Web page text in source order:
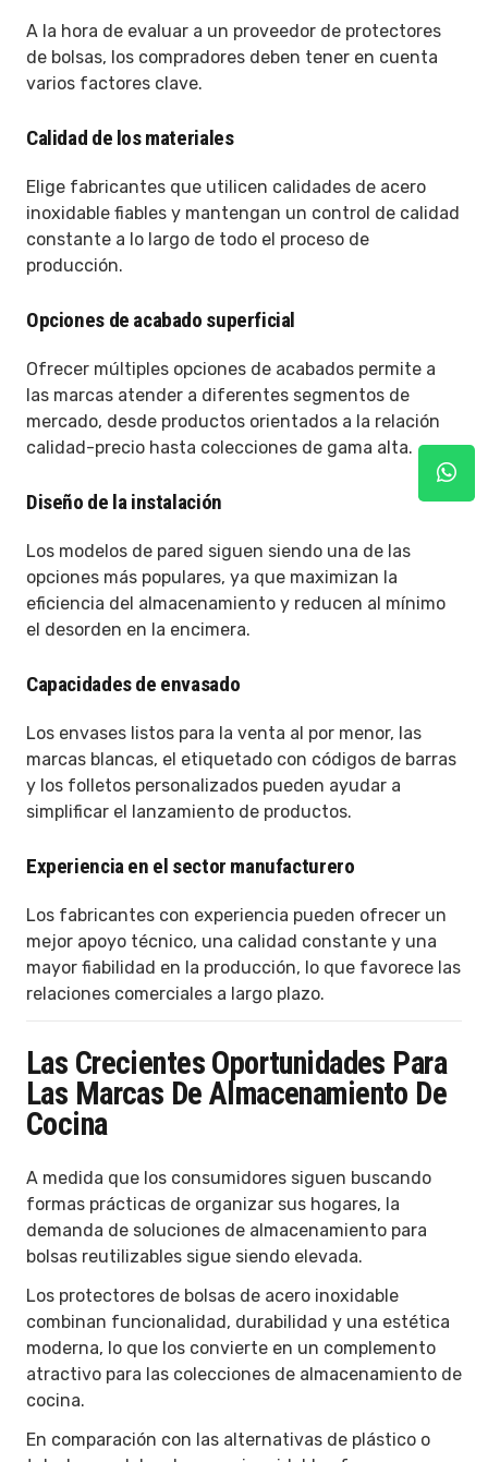
A la hora de evaluar a un proveedor de protectores
de bolsas, los compradores deben tener en cuenta
varios factores clave.
Calidad de los materiales
Elige fabricantes que utilicen calidades de acero
inoxidable fiables y mantengan un control de calidad
constante a lo largo de todo el proceso de
producción.
Opciones de acabado superficial
Ofrecer múltiples opciones de acabados permite a
las marcas atender a diferentes segmentos de
mercado, desde productos orientados a la relación
calidad-precio hasta colecciones de gama alta.
Diseño de la instalación
Los modelos de pared siguen siendo una de las
opciones más populares, ya que maximizan la
eficiencia del almacenamiento y reducen al mínimo
el desorden en la encimera.
Capacidades de envasado
Los envases listos para la venta al por menor, las
marcas blancas, el etiquetado con códigos de barras
y los folletos personalizados pueden ayudar a
simplificar el lanzamiento de productos.
Experiencia en el sector manufacturero
Los fabricantes con experiencia pueden ofrecer un
mejor apoyo técnico, una calidad constante y una
mayor fiabilidad en la producción, lo que favorece las
relaciones comerciales a largo plazo.
Las Crecientes Oportunidades Para
Las Marcas De Almacenamiento De
Cocina
A medida que los consumidores siguen buscando
formas prácticas de organizar sus hogares, la
demanda de soluciones de almacenamiento para
bolsas reutilizables sigue siendo elevada.
Los protectores de bolsas de acero inoxidable
combinan funcionalidad, durabilidad y una estética
moderna, lo que los convierte en un complemento
atractivo para las colecciones de almacenamiento de
cocina.
En comparación con las alternativas de plástico o